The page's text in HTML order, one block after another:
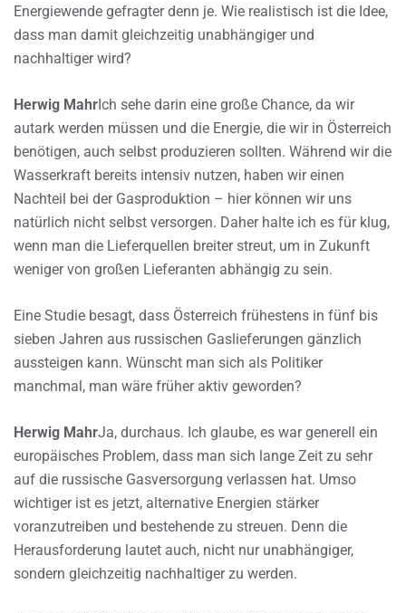
Energiewende gefragter denn je. Wie realistisch ist die Idee,
dass man damit gleichzeitig unabhängiger und
nachhaltiger wird?
Herwig MahrIch sehe darin eine große Chance, da wir
autark werden müssen und die Energie, die wir in Österreich
benötigen, auch selbst produzieren sollten. Während wir die
Wasserkraft bereits intensiv nutzen, haben wir einen
Nachteil bei der Gasproduktion – hier können wir uns
natürlich nicht selbst versorgen. Daher halte ich es für klug,
wenn man die Lieferquellen breiter streut, um in Zukunft
weniger von großen Lieferanten abhängig zu sein.
Eine Studie besagt, dass Österreich frühestens in fünf bis
sieben Jahren aus russischen Gaslieferungen gänzlich
aussteigen kann. Wünscht man sich als Politiker
manchmal, man wäre früher aktiv geworden?
Herwig MahrJa, durchaus. Ich glaube, es war generell ein
europäisches Problem, dass man sich lange Zeit zu sehr
auf die russische Gasversorgung verlassen hat. Umso
wichtiger ist es jetzt, alternative Energien stärker
voranzutreiben und bestehende zu streuen. Denn die
Herausforderung lautet auch, nicht nur unabhängiger,
sondern gleichzeitig nachhaltiger zu werden.